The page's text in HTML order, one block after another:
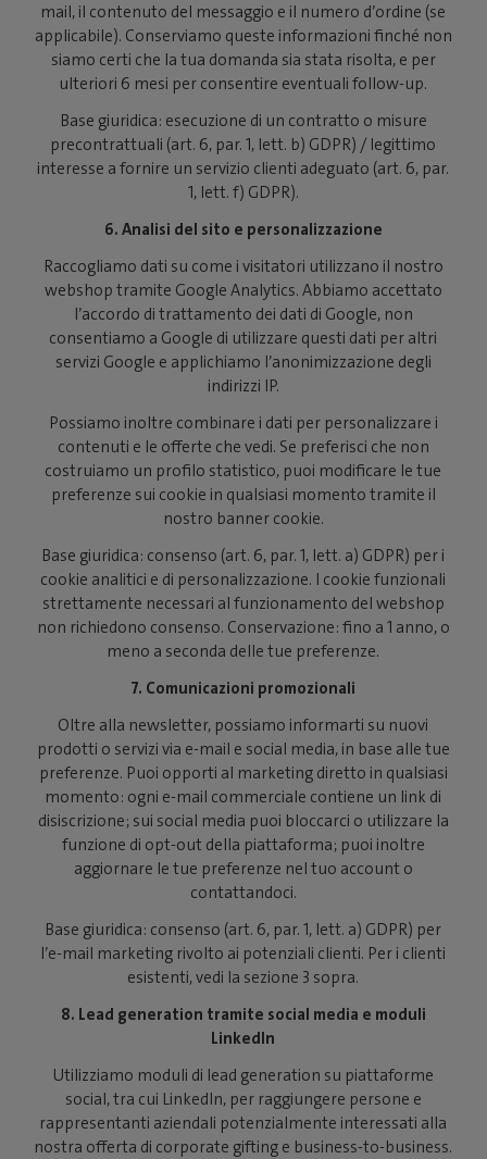
mail, il contenuto del messaggio e il numero d’ordine (se
applicabile). Conserviamo queste informazioni finché non
siamo certi che la tua domanda sia stata risolta, e per
ulteriori 6 mesi per consentire eventuali follow-up.
Base giuridica: esecuzione di un contratto o misure
precontrattuali (art. 6, par. 1, lett. b) GDPR) / legittimo
interesse a fornire un servizio clienti adeguato (art. 6, par.
1, lett. f) GDPR).
6. Analisi del sito e personalizzazione
Raccogliamo dati su come i visitatori utilizzano il nostro
webshop tramite Google Analytics. Abbiamo accettato
l’accordo di trattamento dei dati di Google, non
consentiamo a Google di utilizzare questi dati per altri
servizi Google e applichiamo l’anonimizzazione degli
indirizzi IP.
Possiamo inoltre combinare i dati per personalizzare i
contenuti e le offerte che vedi. Se preferisci che non
costruiamo un profilo statistico, puoi modificare le tue
preferenze sui cookie in qualsiasi momento tramite il
nostro banner cookie.
Base giuridica: consenso (art. 6, par. 1, lett. a) GDPR) per i
cookie analitici e di personalizzazione. I cookie funzionali
strettamente necessari al funzionamento del webshop
non richiedono consenso. Conservazione: fino a 1 anno, o
meno a seconda delle tue preferenze.
7. Comunicazioni promozionali
Oltre alla newsletter, possiamo informarti su nuovi
prodotti o servizi via e-mail e social media, in base alle tue
preferenze. Puoi opporti al marketing diretto in qualsiasi
momento: ogni e-mail commerciale contiene un link di
disiscrizione; sui social media puoi bloccarci o utilizzare la
funzione di opt-out della piattaforma; puoi inoltre
aggiornare le tue preferenze nel tuo account o
contattandoci.
Base giuridica: consenso (art. 6, par. 1, lett. a) GDPR) per
l’e-mail marketing rivolto ai potenziali clienti. Per i clienti
esistenti, vedi la sezione 3 sopra.
8. Lead generation tramite social media e moduli
LinkedIn
Utilizziamo moduli di lead generation su piattaforme
social, tra cui LinkedIn, per raggiungere persone e
rappresentanti aziendali potenzialmente interessati alla
nostra offerta di corporate gifting e business-to-business.